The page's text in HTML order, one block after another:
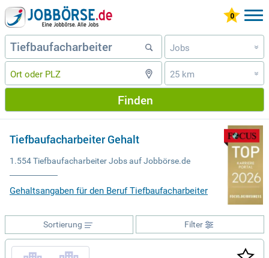
Jobs »
25 km »
Finden
Tiefbaufacharbeiter Gehalt
1.554 Tiefbaufacharbeiter Jobs auf Jobbörse.de
Gehaltsangaben für den Beruf Tiefbaufacharbeiter
Filter
Sortierung